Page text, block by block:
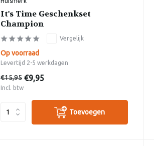
It's Time Geschenkset
Champion
Vergelijk
Op voorraad
Levertijd 2-5 werkdagen
€15,95 €9,95
Incl. btw
Toevoegen